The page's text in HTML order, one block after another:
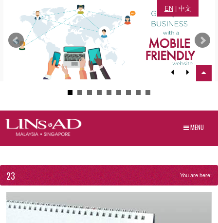
EN| 中文
MENU
23 You are here: